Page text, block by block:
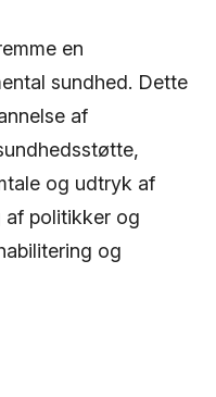
en
sundhed. Dette
af
og udtryk af
af politikker og
og